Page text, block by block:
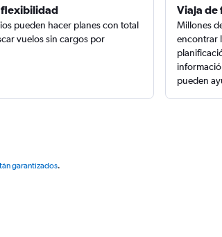
flexibilidad
pueden hacer planes con total
vuelos sin cargos por
Viaja de
Millones
encontrar
pueden
garantizados.